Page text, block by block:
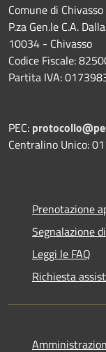
Comune di Chivasso
P.za Gen.le C.A.
10034 - Chivasso
Codice Fiscale:
Partita IVA:
PEC:
Centralino Unico:
Prenotazione
Segnalazione
Leggi le FAQ
Richiesta